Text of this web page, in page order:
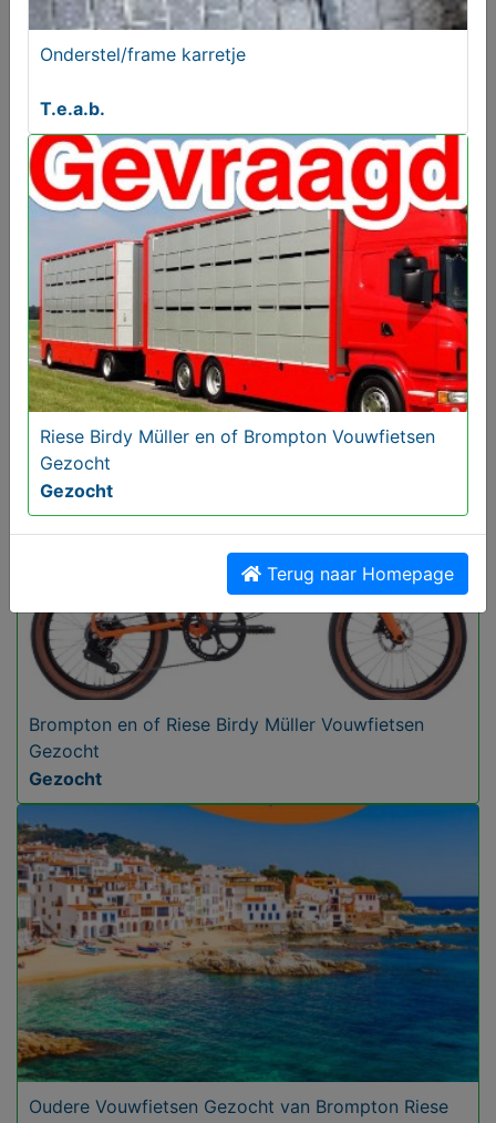
Gezocht
1 of 2 Koga Pace Elektrische Fietsen Gezocht met
Kenteken
Gezocht
Brompton en of Riese Birdy Müller Vouwfietsen
Gezocht
Gezocht
Oudere Vouwfietsen Gezocht van Brompton Riese
Onderstel/frame karretje
T.e.a.b.
Riese Birdy Müller en of Brompton Vouwfietsen
Gezocht
Gezocht
Terug naar Homepage